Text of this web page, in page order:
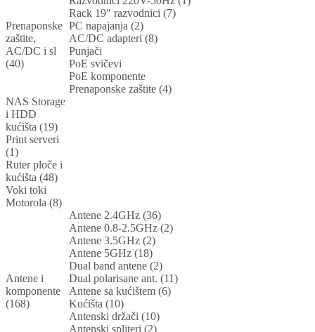
Prenaponske
zaštite,
AC/DC i sl
(40)
Rack 19" razvodnici (7)
PC napajanja (2)
AC/DC adapteri (8)
Punjači
PoE svičevi
PoE komponente
Prenaponske zaštite (4)
NAS Storage
i HDD
kućišta (19)
Print serveri
(1)
Ruter ploče i
kućišta (48)
Voki toki
Motorola (8)
Antene i
komponente
(168)
Antene 2.4GHz (36)
Antene 0.8-2.5GHz (2)
Antene 3.5GHz (2)
Antene 5GHz (18)
Dual band antene (2)
Dual polarisane ant. (11)
Antene sa kućištem (6)
Kućišta (10)
Antenski držači (10)
Antenski spliteri (2)